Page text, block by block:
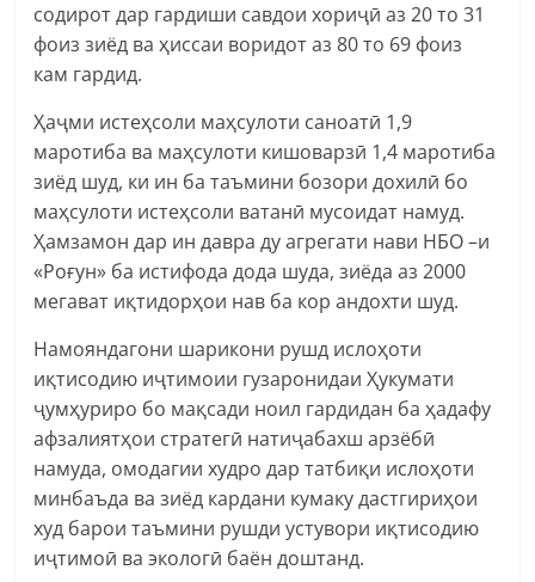
содирот дар гардиши савдои хориҷӣ аз 20 то 31
фоиз зиёд ва ҳиссаи воридот аз 80 то 69 фоиз
кам гардид.
Ҳаҷми истеҳсоли маҳсулоти саноатӣ 1,9
маротиба ва маҳсулоти кишоварзӣ 1,4 маротиба
зиёд шуд, ки ин ба таъмини бозори дохилӣ бо
маҳсулоти истеҳсоли ватанӣ мусоидат намуд.
Ҳамзамон дар ин давра ду агрегати нави НБО –и
«Роғун» ба истифода дода шуда, зиёда аз 2000
мегават иқтидорҳои нав ба кор андохти шуд.
Намояндагони шарикони рушд ислоҳоти
иқтисодию иҷтимоии гузаронидаи Ҳукумати
ҷумҳуриро бо мақсади ноил гардидан ба ҳадафу
афзалиятҳои стратегӣ натиҷабахш арзёбӣ
намуда, омодагии худро дар татбиқи ислоҳоти
минбаъда ва зиёд кардани кумаку дастгириҳои
худ барои таъмини рушди устувори иқтисодию
иҷтимоӣ ва экологӣ баён доштанд.